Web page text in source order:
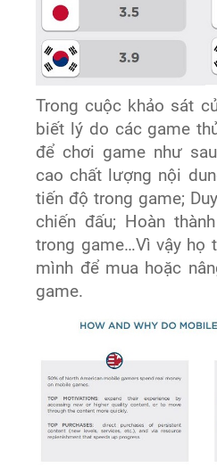
Trong cuộc khảo sát
biết lý do các game
để chơi game như
cao chất lượng nội
tiến độ trong game;
chiến đấu; Hoàn
trong game…Vì vậy họ
mình để mua hoặc
game.